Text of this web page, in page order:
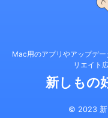
Mac用のアプリやアップデ
リエイト
新しもの
© 2023 新